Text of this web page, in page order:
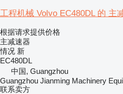
工程机械 Volvo EC480DL 的 主
根据请求提供价格
主减速器
情况 新
EC480DL
中国, Guangzhou
Guangzhou Jianming Machinery
联系卖方